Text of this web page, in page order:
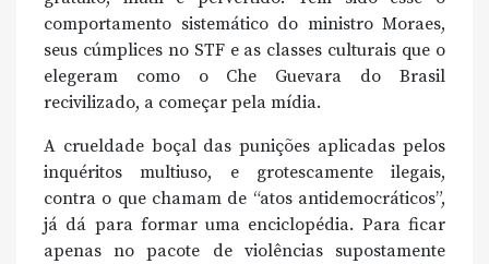
comportamento sistemático do ministro Moraes,
seus cúmplices no STF e as classes culturais que o
elegeram como o Che Guevara do Brasil
recivilizado, a começar pela mídia.
A crueldade boçal das punições aplicadas pelos
inquéritos multiuso, e grotescamente ilegais,
contra o que chamam de “atos antidemocráticos”,
já dá para formar uma enciclopédia. Para ficar
apenas no pacote de violências supostamente